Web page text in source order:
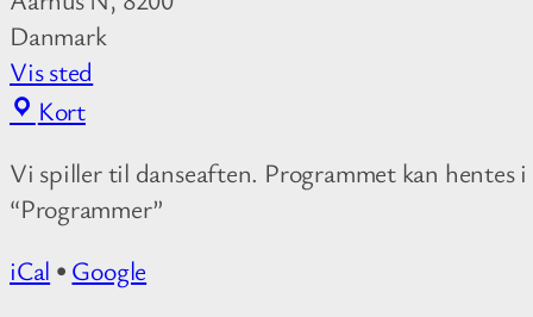
Danmark
Vis sted
KortF
i
t
d
Vi spiller til danseaften. Programmet kan hentes
“Programmer”
iCal • Google